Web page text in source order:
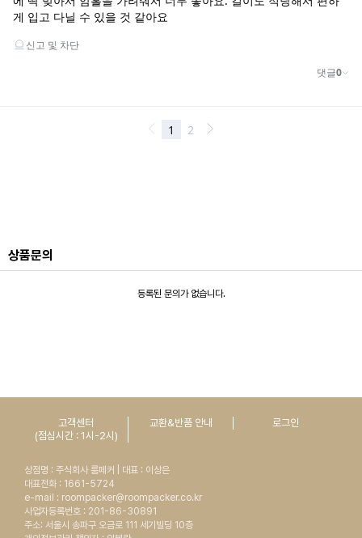
상품문의
등록된 문의가 없습니다.
고객센터
(점심시간 : 1시-2시)
교환&반품 안내 로그인
상점명 : 주식회사 룸페커 | 대표 : 이상은
대표전화 : 1661-5724
e-mail : roompacker@roompacker.co.kr
사업자등록번호 : 201-86-30891
주소: 서울시 송파구 오금로 111 세기빌딩 10층